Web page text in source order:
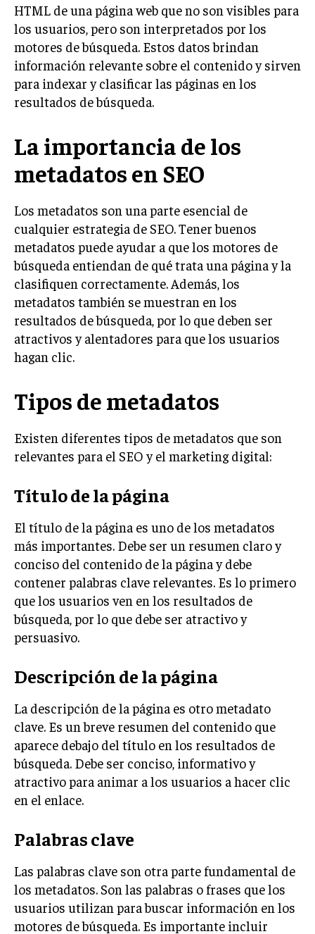
HTML de una página web que no son visibles para
los usuarios, pero son interpretados por los
motores de búsqueda. Estos datos brindan
información relevante sobre el contenido y sirven
para indexar y clasificar las páginas en los
resultados de búsqueda.
La importancia de los
metadatos en SEO
Los metadatos son una parte esencial de
cualquier estrategia de SEO. Tener buenos
metadatos puede ayudar a que los motores de
búsqueda entiendan de qué trata una página y la
clasifiquen correctamente. Además, los
metadatos también se muestran en los
resultados de búsqueda, por lo que deben ser
atractivos y alentadores para que los usuarios
hagan clic.
Tipos de metadatos
Existen diferentes tipos de metadatos que son
relevantes para el SEO y el marketing digital:
Título de la página
El título de la página es uno de los metadatos
más importantes. Debe ser un resumen claro y
conciso del contenido de la página y debe
contener palabras clave relevantes. Es lo primero
que los usuarios ven en los resultados de
búsqueda, por lo que debe ser atractivo y
persuasivo.
Descripción de la página
La descripción de la página es otro metadato
clave. Es un breve resumen del contenido que
aparece debajo del título en los resultados de
búsqueda. Debe ser conciso, informativo y
atractivo para animar a los usuarios a hacer clic
en el enlace.
Palabras clave
Las palabras clave son otra parte fundamental de
los metadatos. Son las palabras o frases que los
usuarios utilizan para buscar información en los
motores de búsqueda. Es importante incluir